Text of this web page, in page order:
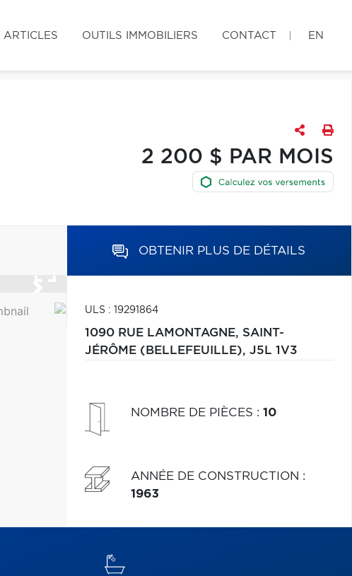
ARTICLES OUTILS IMMOBILIERS CONTACT EN
2 200 $ PAR MOIS
OBTENIR PLUS DE DÉTAILS
ULS : 19291864
1090 RUE LAMONTAGNE, SAINT-
JÉRÔME (BELLEFEUILLE), J5L 1V3
NOMBRE DE PIÈCES : 10
ANNÉE DE CONSTRUCTION :
1963